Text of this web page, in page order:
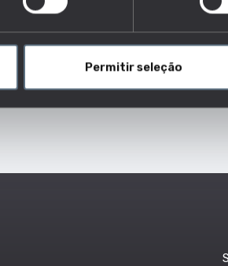
Permitir seleção
as normas, as políticas e os
as pessoas, o financiamento e as
de orçamentos e calendários, a
de documentação, métodos de
os conceitos e a